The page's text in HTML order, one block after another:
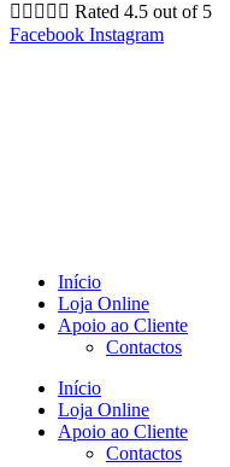
     Rated 4.5 out of 5
Facebook Instagram
Início
Loja Online
Apoio ao Cliente
Contactos
Início
Loja Online
Apoio ao Cliente
Contactos